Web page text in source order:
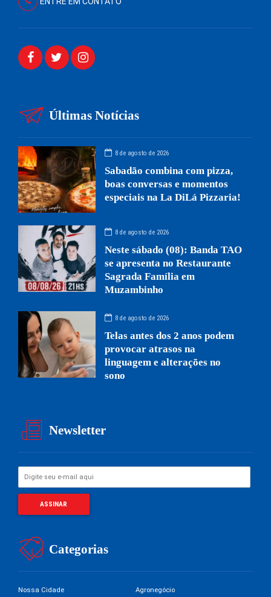
Últimas Notícias
8 de agosto de 2026
Sabadão combina com pizza,
boas conversas e momentos
especiais na La DiLá Pizzaria!
8 de agosto de 2026
Neste sábado (08): Banda TAO
se apresenta no Restaurante
Sagrada Família em
Muzambinho
8 de agosto de 2026
Telas antes dos 2 anos podem
provocar atrasos na
linguagem e alterações no
sono
Newsletter
Categorias
Nossa Cidade Agronegócio